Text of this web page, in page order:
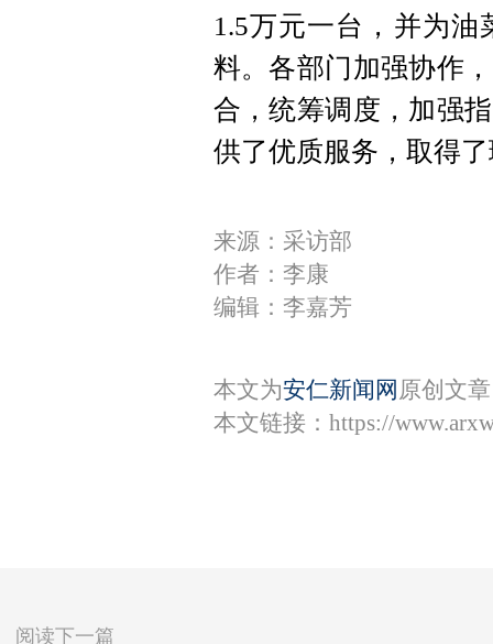
1.5万元一台，并为
料。各部门加强协作
合，统筹调度，加强
供了优质服务，取得
来源：采访部
作者：李康
编辑：李嘉芳
本文为安仁新闻网 原创文
本文链接： https://
阅读下一篇